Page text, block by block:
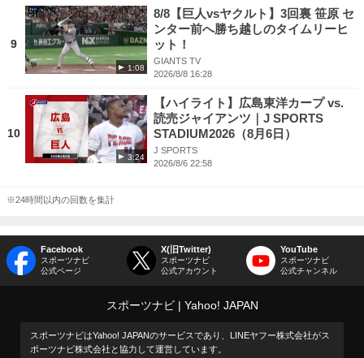
9
1:08
8/8【巨人vsヤクルト】3回裏 笹原 セ
ンター前へ勝ち越しのタイムリーヒ
ット！
GIANTS TV
2026/8/8 16:28
10
3:24
【ハイライト】広島東洋カープ vs.
読売ジャイアンツ｜J SPORTS
STADIUM2026（8月6日）
J SPORTS
2026/8/6 22:58
※24時間以内の回数を集計
Facebook
スポーツナビ
公式ページ
X(旧Twitter)
スポーツナビ
公式アカウント
YouTube
スポーツナビ
公式チャンネル
スポーツナビ Yahoo! JAPAN
スポーツナビはYahoo! JAPANのサービスであり、LINEヤフー株式会社がス
ポーツナビ株式会社と協力して運営しています。